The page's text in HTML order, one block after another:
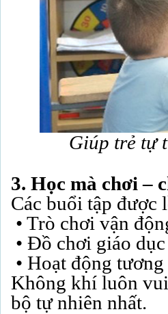
Giúp trẻ tự
3. Học mà chơi –
Các buổi tập được
• Trò chơi vận
• Đồ chơi giáo dục
• Hoạt động
Không khí luôn
bộ tự nhiên nhất.